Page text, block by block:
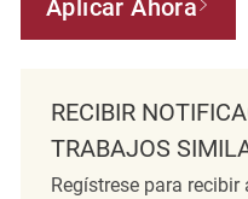
Aplicar Ahora
RECIBIR
TRABAJOS
Regístrese para